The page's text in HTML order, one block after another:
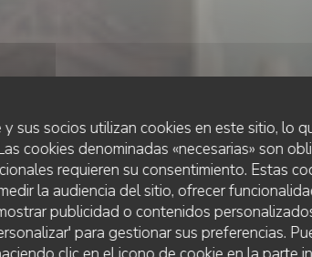
y sus socios utilizan cookies en este sitio, lo
cookies denominadas «necesarias» son
requieren su consentimiento. Estas
la audiencia del sitio, ofrecer
publicidad o contenidos
para gestionar sus preferencias.
• BATALHA